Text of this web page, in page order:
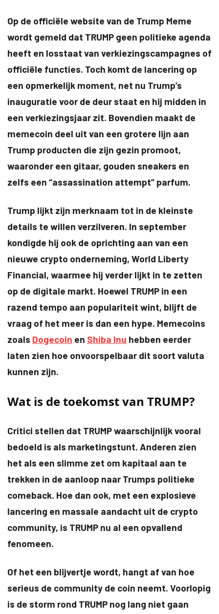
Op de officiële website van de Trump Meme
wordt gemeld dat TRUMP geen politieke agenda
heeft en losstaat van verkiezingscampagnes of
officiële functies. Toch komt de lancering op
een opmerkelijk moment, net nu Trump’s
inauguratie voor de deur staat en hij midden in
een verkiezingsjaar zit. Bovendien maakt de
memecoin deel uit van een grotere lijn aan
Trump producten die zijn gezin promoot,
waaronder een gitaar, gouden sneakers en
zelfs een “assassination attempt” parfum.
Trump lijkt zijn merknaam tot in de kleinste
details te willen verzilveren. In september
kondigde hij ook de oprichting aan van een
nieuwe crypto onderneming, World Liberty
Financial, waarmee hij verder lijkt in te zetten
op de digitale markt. Hoewel TRUMP in een
razend tempo aan populariteit wint, blijft de
vraag of het meer is dan een hype. Memecoins
zoals Dogecoin en Shiba Inu hebben eerder
laten zien hoe onvoorspelbaar dit soort valuta
kunnen zijn.
Wat is de toekomst van TRUMP?
Critici stellen dat TRUMP waarschijnlijk vooral
bedoeld is als marketingstunt. Anderen zien
het als een slimme zet om kapitaal aan te
trekken in de aanloop naar Trumps politieke
comeback. Hoe dan ook, met een explosieve
lancering en massale aandacht uit de crypto
community, is TRUMP nu al een opvallend
fenomeen.
Of het een blijvertje wordt, hangt af van hoe
serieus de community de coin neemt. Voorlopig
is de storm rond TRUMP nog lang niet gaan